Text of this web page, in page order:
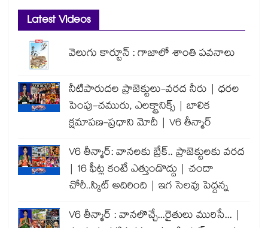
Latest Videos
వెలుగు కార్టూన్ : గాజాలో శాంతి పవనాలు
నీటిపారుదల ప్రాజెక్టులు-వరద నీరు | ధరల
పెంపు-చమురు, ఎలక్ట్రానిక్స్ | బాలిక
క్షమాపణ-ప్రధాని మోదీ | V6 తీన్మార్
V6 తీన్మార్: వానలకు బ్రేక్.. ప్రాజెక్టులకు వరద
| 16 ఫీట్ల కంటే ఎత్తుండొద్దు | చందా
చోరీ..స్కిట్ అదిరింది | ఇగ సెలవు పెద్దన్న
V6 తీన్మార్ : వానలొచ్చే...రైతులు మురిసే... |